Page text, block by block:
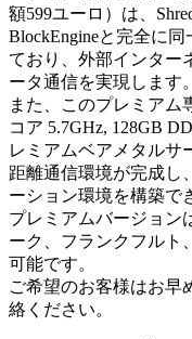
額599ユーロ）は、
BlockEngineと完全に
ており、外部インター
ータ通信を実現します。
また、このプレミアム
コア 5.7GHz, 128GB
レミアムベアメタルサ
距離通信環境が完成し
ーション環境を構築で
プレミアムバージョン
ーク、フランクフルト
可能です。
ご希望のお客様はお早
絡ください。